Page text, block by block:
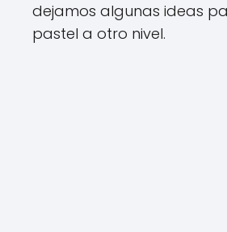
dejamos algunas ideas
pastel a otro nivel.